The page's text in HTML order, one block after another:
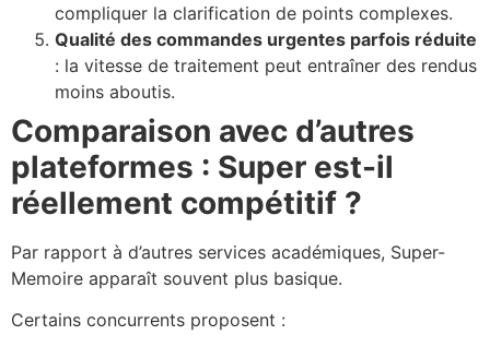
compliquer la clarification de points complexes.
Qualité des commandes urgentes parfois réduite
: la vitesse de traitement peut entraîner des rendus
moins aboutis.
Comparaison avec d’autres
plateformes : Super est-il
réellement compétitif ?
Par rapport à d’autres services académiques, Super-
Memoire apparaît souvent plus basique.
Certains concurrents proposent :